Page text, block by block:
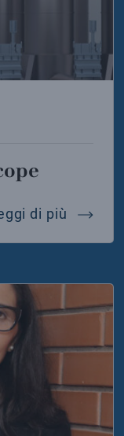
di più verso